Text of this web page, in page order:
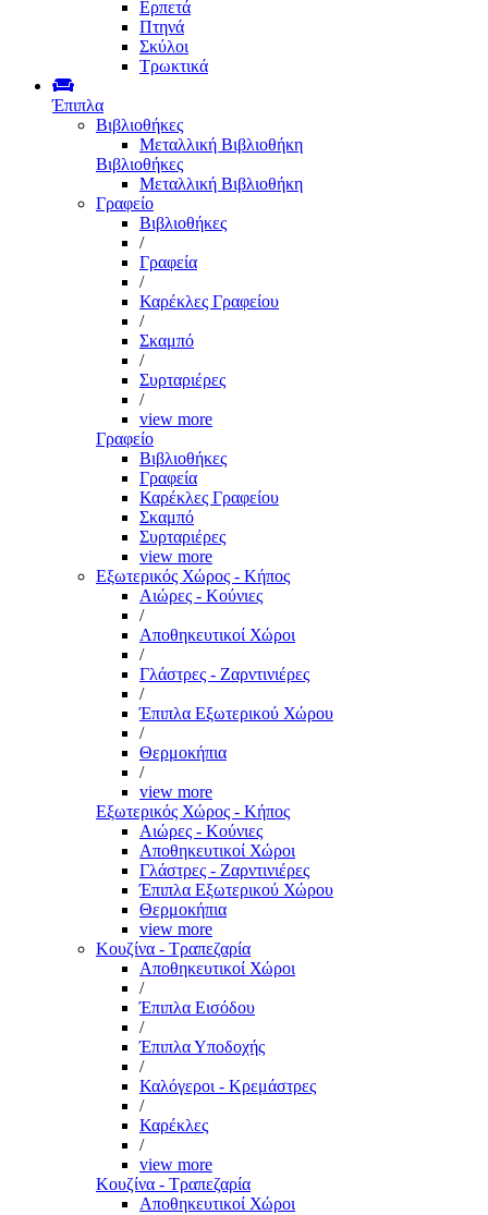
Ερπετά
Πτηνά
Σκύλοι
Τρωκτικά
Έπιπλα
Βιβλιοθήκες
Μεταλλική Βιβλιοθήκη
Βιβλιοθήκες
Μεταλλική Βιβλιοθήκη
Γραφείο
Βιβλιοθήκες
/
Γραφεία
/
Καρέκλες Γραφείου
/
Σκαμπό
/
Συρταριέρες
/
view more
Γραφείο
Βιβλιοθήκες
Γραφεία
Καρέκλες Γραφείου
Σκαμπό
Συρταριέρες
view more
Εξωτερικός Χώρος - Κήπος
Αιώρες - Κούνιες
/
Αποθηκευτικοί Χώροι
/
Γλάστρες - Ζαρντινιέρες
/
Έπιπλα Εξωτερικού Χώρου
/
Θερμοκήπια
/
view more
Εξωτερικός Χώρος - Κήπος
Αιώρες - Κούνιες
Αποθηκευτικοί Χώροι
Γλάστρες - Ζαρντινιέρες
Έπιπλα Εξωτερικού Χώρου
Θερμοκήπια
view more
Κουζίνα - Τραπεζαρία
Αποθηκευτικοί Χώροι
/
Έπιπλα Εισόδου
/
Έπιπλα Υποδοχής
/
Καλόγεροι - Κρεμάστρες
/
Καρέκλες
/
view more
Κουζίνα - Τραπεζαρία
Αποθηκευτικοί Χώροι